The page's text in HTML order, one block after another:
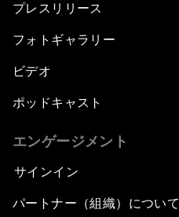
プレスリリース
フォトギャラリー
ビデオ
ポッドキャスト
エンゲージメント
サインイン
パートナー（組織）について